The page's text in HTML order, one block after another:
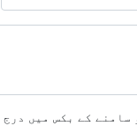
سامنے کے بکس میں درج